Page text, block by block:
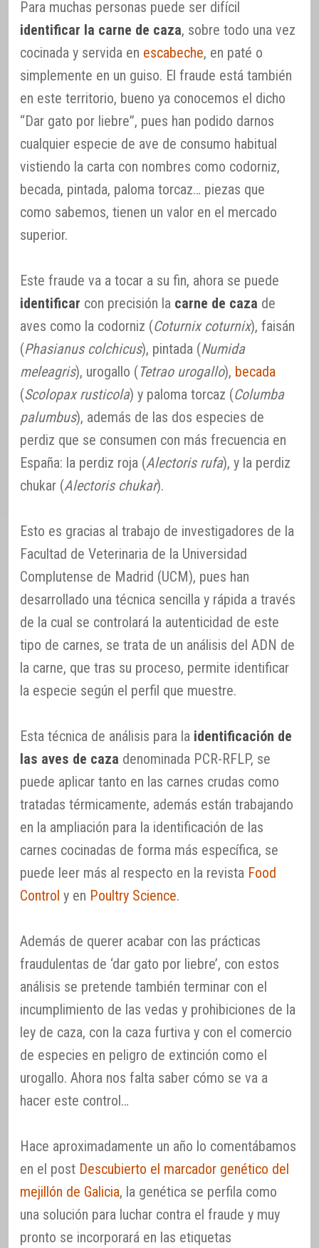
Para muchas personas puede ser difícil
identificar la carne de caza, sobre todo una vez
cocinada y servida en escabeche, en paté o
simplemente en un guiso. El fraude está también
en este territorio, bueno ya conocemos el dicho
“Dar gato por liebre”, pues han podido darnos
cualquier especie de ave de consumo habitual
vistiendo la carta con nombres como codorniz,
becada, pintada, paloma torcaz… piezas que
como sabemos, tienen un valor en el mercado
superior.
Este fraude va a tocar a su fin, ahora se puede
identificar con precisión la carne de caza de
aves como la codorniz (Coturnix coturnix), faisán
(Phasianus colchicus), pintada (Numida
meleagris), urogallo (Tetrao urogallo), becada
(Scolopax rusticola) y paloma torcaz (Columba
palumbus), además de las dos especies de
perdiz que se consumen con más frecuencia en
España: la perdiz roja (Alectoris rufa), y la perdiz
chukar (Alectoris chukar).
Esto es gracias al trabajo de investigadores de la
Facultad de Veterinaria de la Universidad
Complutense de Madrid (UCM), pues han
desarrollado una técnica sencilla y rápida a través
de la cual se controlará la autenticidad de este
tipo de carnes, se trata de un análisis del ADN de
la carne, que tras su proceso, permite identificar
la especie según el perfil que muestre.
Esta técnica de análisis para la identificación de
las aves de caza denominada PCR-RFLP, se
puede aplicar tanto en las carnes crudas como
tratadas térmicamente, además están trabajando
en la ampliación para la identificación de las
carnes cocinadas de forma más específica, se
puede leer más al respecto en la revista Food
Control y en Poultry Science.
Además de querer acabar con las prácticas
fraudulentas de ‘dar gato por liebre’, con estos
análisis se pretende también terminar con el
incumplimiento de las vedas y prohibiciones de la
ley de caza, con la caza furtiva y con el comercio
de especies en peligro de extinción como el
urogallo. Ahora nos falta saber cómo se va a
hacer este control…
Hace aproximadamente un año lo comentábamos
en el post Descubierto el marcador genético del
mejillón de Galicia, la genética se perfila como
una solución para luchar contra el fraude y muy
pronto se incorporará en las etiquetas